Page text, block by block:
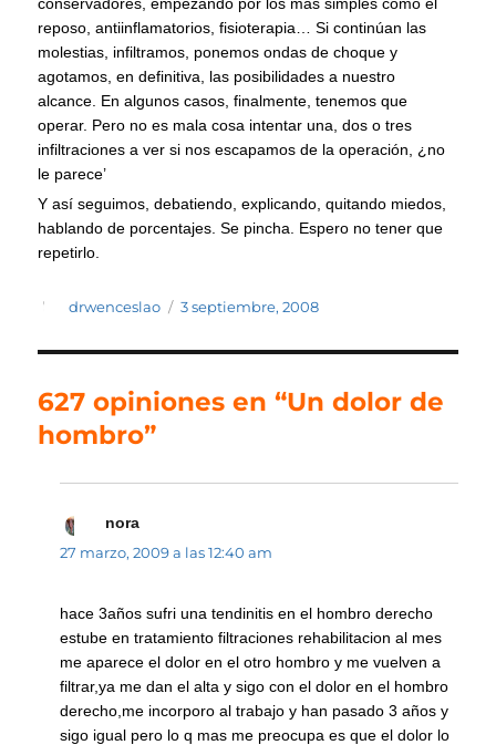
conservadores, empezando por los más simples como el
reposo, antiinflamatorios, fisioterapia… Si continúan las
molestias, infiltramos, ponemos ondas de choque y
agotamos, en definitiva, las posibilidades a nuestro
alcance. En algunos casos, finalmente, tenemos que
operar. Pero no es mala cosa intentar una, dos o tres
infiltraciones a ver si nos escapamos de la operación, ¿no
le parece’
Y así seguimos, debatiendo, explicando, quitando miedos,
hablando de porcentajes. Se pincha. Espero no tener que
repetirlo.
Autor
drwenceslao
Publicado
3 septiembre, 2008
627 opiniones en “Un dolor de
hombro”
noradice:
27 marzo, 2009 a las 12:40 am
hace 3años sufri una tendinitis en el hombro derecho
estube en tratamiento filtraciones rehabilitacion al mes
me aparece el dolor en el otro hombro y me vuelven a
filtrar,ya me dan el alta y sigo con el dolor en el hombro
derecho,me incorporo al trabajo y han pasado 3 años y
sigo igual pero lo q mas me preocupa es que el dolor lo